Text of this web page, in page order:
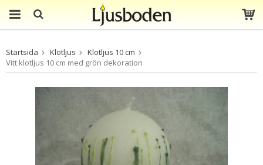
Produkten har blivit
tillagd i varukorgen
Startsida Klotljus
Klotljus 10 cm
Vitt klotljus 10 cm med grön dekoration